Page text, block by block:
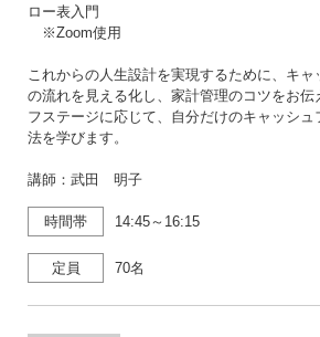
ロー表入門
※Zoom使用
これからの人生設計を実現するために、キ
の流れを見える化し、家計管理のコツをお伝
フステージに応じて、自分だけのキャッシ
法を学びます。
講師：武田 明子
時間帯 14:45～16:15
定員 70名